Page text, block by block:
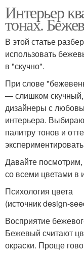
Интерьер
тонах.
В этой статье
использовать
в "скучно".
При слове
— слишком
дизайнеры с
интерьера.
палитру тонов и
Давайте
со всеми цветами в
Психология цвета
(источник design-
Восприятие
Бежевый считают
окраски. Проще